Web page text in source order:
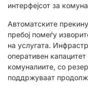
интерфејсот за
Автоматските
пребој помеѓу
на услугата.
оперативен
комуналиите, со
поддржуваат